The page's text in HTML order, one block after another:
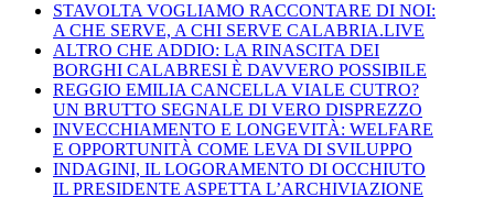
STAVOLTA VOGLIAMO RACCONTARE DI NOI:
A CHE SERVE, A CHI SERVE CALABRIA.LIVE
ALTRO CHE ADDIO: LA RINASCITA DEI
BORGHI CALABRESI È DAVVERO POSSIBILE
REGGIO EMILIA CANCELLA VIALE CUTRO?
UN BRUTTO SEGNALE DI VERO DISPREZZO
INVECCHIAMENTO E LONGEVITÀ: WELFARE
E OPPORTUNITÀ COME LEVA DI SVILUPPO
INDAGINI, IL LOGORAMENTO DI OCCHIUTO
IL PRESIDENTE ASPETTA L’ARCHIVIAZIONE